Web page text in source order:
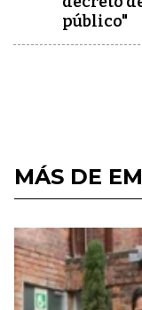
público"
MÁS DE